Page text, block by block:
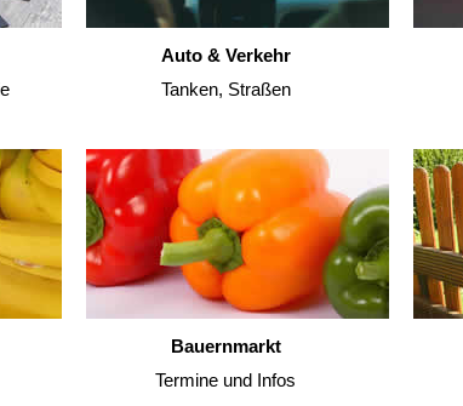
Auto & Verkehr
Tanken, Straßen
Bauernmarkt
Termine und Infos